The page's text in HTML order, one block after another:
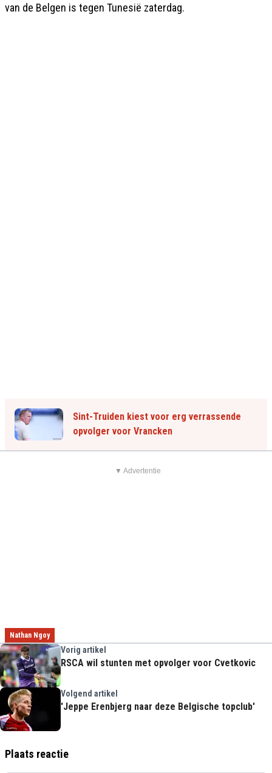
van de Belgen is tegen Tunesië zaterdag.
Sint-Truiden kiest voor erg verrassende
opvolger voor Vrancken
▼ Advertentie
Nathan Ngoy
Vorig artikel
RSCA wil stunten met opvolger voor Cvetkovic
Volgend artikel
'Jeppe Erenbjerg naar deze Belgische topclub'
Plaats reactie